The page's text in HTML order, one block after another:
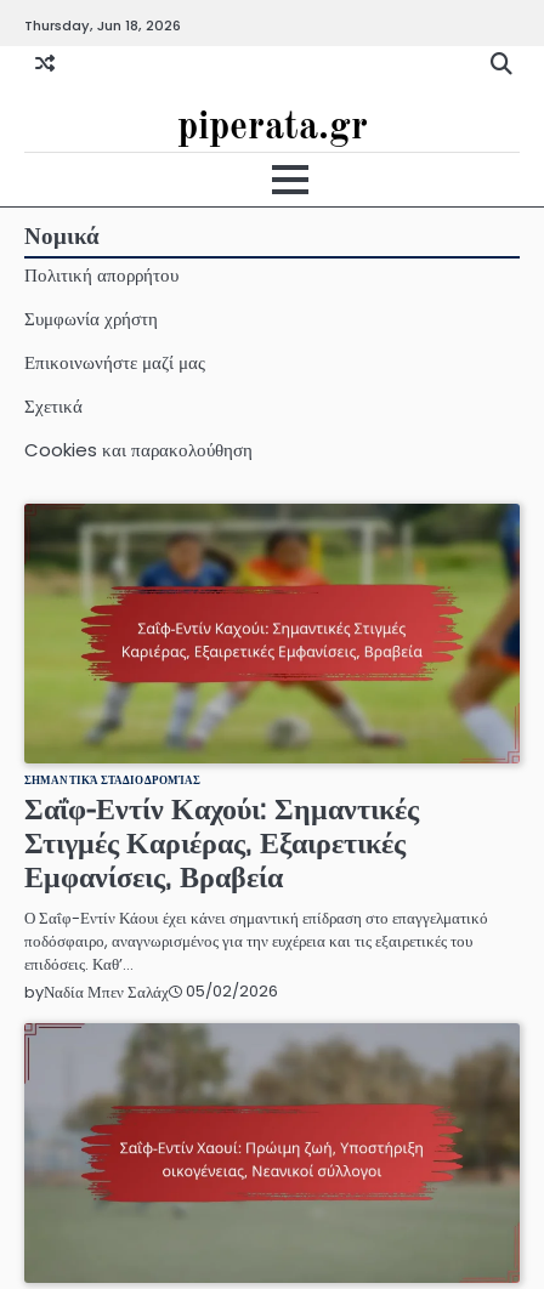
content
Thursday, Jun 18, 2026
piperata.gr
Νομικά
Πολιτική απορρήτου
Συμφωνία χρήστη
Επικοινωνήστε μαζί μας
Σχετικά
Cookies και παρακολούθηση
ΣΗΜΑΝΤΙΚΆ ΣΤΑΔΙΟΔΡΟΜΊΑΣ
Σαΐφ-Εντίν Καχούι: Σημαντικές
Στιγμές Καριέρας, Εξαιρετικές
Εμφανίσεις, Βραβεία
Ο Σαΐφ-Εντίν Κάουι έχει κάνει σημαντική επίδραση στο επαγγελματικό
ποδόσφαιρο, αναγνωρισμένος για την ευχέρεια και τις εξαιρετικές του
επιδόσεις. Καθ’…
byΝαδία Μπεν Σαλάχ 05/02/2026